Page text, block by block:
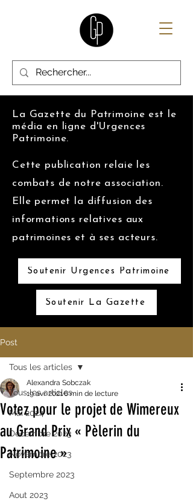
La Gazette du Patrimoine est le
média en ligne d'Urgences
Patrimoine.
Cette publication relaie les
combats de notre association.
Elle permet la diffusion des
informations relatives aux
patrimoines et à ses acteurs.
Soutenir Urgences Patrimoine
Soutenir La Gazette
Post
Tous les articles
Mai 2024
Décembre 2023
Novembre 2023
Septembre 2023
Aout 2023
Tous les articles
Votez pour le projet de Wimereux
au Grand Prix « Pèlerin du
Patrimoine »
Alexandra Sobczak
19 avr. 20216 min de lecture